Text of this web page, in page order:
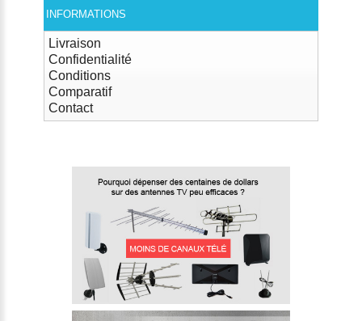
INFORMATIONS
Livraison
Confidentialité
Conditions
Comparatif
Contact